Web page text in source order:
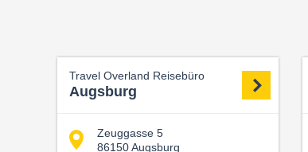
Travel Overland Reisebüro
Augsburg
Zeuggasse 5
86150 Augsburg